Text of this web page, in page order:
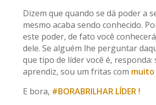
Dizem que quando se dá poder a
mesmo acaba sendo conhecido.
este poder, de fato você
dele. Se alguém lhe perguntar
que tipo de líder você é, responda:
aprendiz, sou um fritas com
E bora, #BORABRILHAR LÍDER !